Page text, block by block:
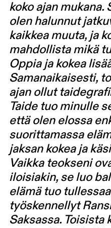
koko ajan mukana.
olen halunnut
kaikkea muuta, ja
mahdollista mikä
Oppia ja kokea
Samanaikaisesti,
ajan ollut
Taide tuo minulle
että olen elossa
suorittamassa
jaksan kokea ja
Vaikka teokseni
iloisiakin, se luo
elämä tuo
työskennellyt
Saksassa.